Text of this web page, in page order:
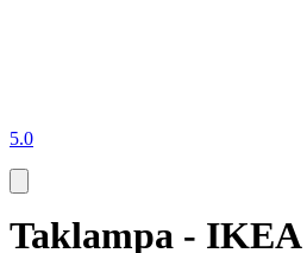
5.0
Taklampa - IKEA